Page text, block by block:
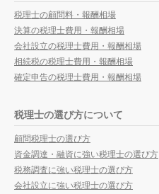
税理士の顧問料・報酬相場
決算の税理士費用・報酬相場
会社設立の税理士費用・報酬相場
相続税の税理士費用・報酬相場
確定申告の税理士費用・報酬相場
税理士の選び方について
顧問税理士の選び方
資金調達・融資に強い税理士の選び方
税務調査に強い税理士の選び方
会社設立に強い税理士の選び方